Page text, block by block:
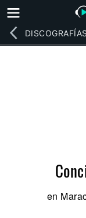
DISCOGRAFÍAS
en